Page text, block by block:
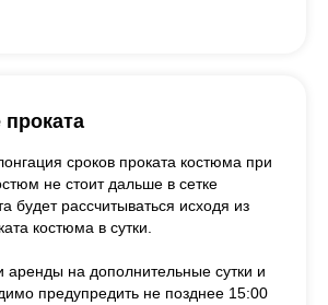
сроков проката костюма при
не стоит дальше в сетке
будет рассчитываться исходя из
костюма в сутки.
аренды на дополнительные сутки и
предупредить не позднее 15:00